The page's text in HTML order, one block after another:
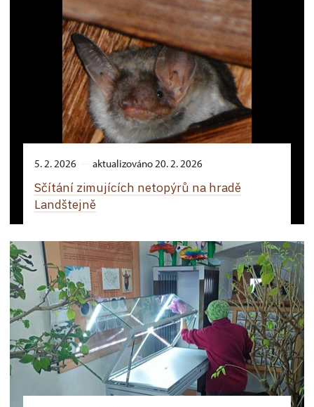
5. 2. 2026 aktualizováno 20. 2. 2026
Sčítání zimujících netopýrů na hradě
Landštejně